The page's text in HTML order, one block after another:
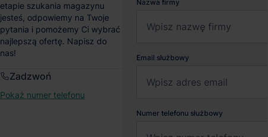
Robakowo, Wielkopolskie
etapie szukania magazynu
jesteś, odpowiemy na Twoje
pytania i pomożemy Ci wybrać
najlepszą ofertę. Napisz do
nas!
Zadzwoń
Pokaż numer telefonu
Nazwa firmy
Email służbowy
Numer telefonu służbowy